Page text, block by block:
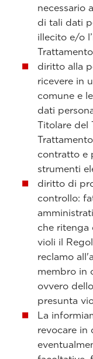
necessario
di tali dati
illecito e/o
diritto alla
ricevere in
comune e
dati
Titolare del
contratto e
strumenti
diritto di
controllo:
che ritenga
violi il
reclamo
membro in
ovvero
presunta
La
revocare in